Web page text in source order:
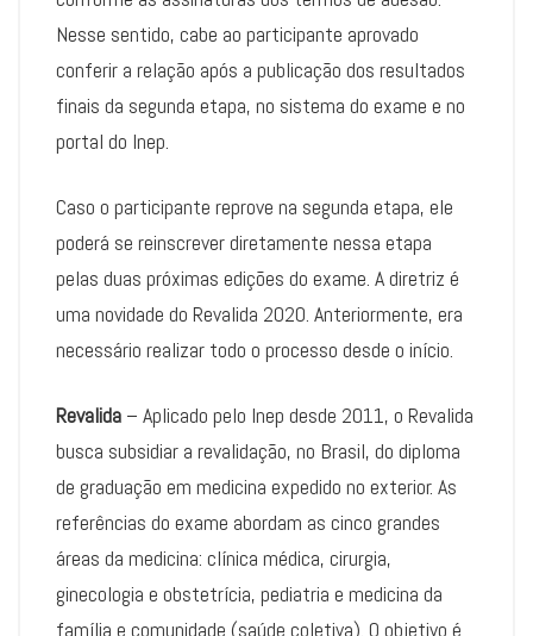
Nesse sentido, cabe ao participante aprovado
conferir a relação após a publicação dos resultados
finais da segunda etapa, no sistema do exame e no
portal do Inep.
Caso o participante reprove na segunda etapa, ele
poderá se reinscrever diretamente nessa etapa
pelas duas próximas edições do exame. A diretriz é
uma novidade do Revalida 2020. Anteriormente, era
necessário realizar todo o processo desde o início.
Revalida – Aplicado pelo Inep desde 2011, o Revalida
busca subsidiar a revalidação, no Brasil, do diploma
de graduação em medicina expedido no exterior. As
referências do exame abordam as cinco grandes
áreas da medicina: clínica médica, cirurgia,
ginecologia e obstetrícia, pediatria e medicina da
família e comunidade (saúde coletiva). O objetivo é